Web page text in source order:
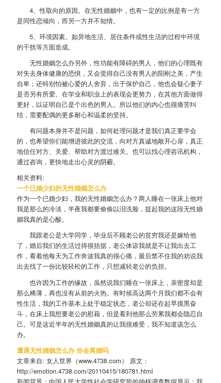
4、性取向的原因。在无性婚姻中，也有一定的比例是有一方
是同性恋倾向，而另一方并不知情。
5、环境因素。如异地生活、居住条件或性生活的过程中环境
的干扰等方面造成。
无性婚姻怎么办另外，性功能有障碍的男人，他们的心理既有
对失去身体健康的恐惧，又会觉得自己没有男人的阳刚之美，产生
自卑；还特别怕被心爱的人舍弃，出于保护自己，他也会疑心妻子
是否另有所爱。在学业和职业上的表现会更努力，在其他方面做得
更好，以证明自己是个出色的男人。所以他们的内心也很痛苦纠
结，需要配偶的更多耐心和温柔的坚持。
有问题本身并不是问题，如何处理问题才是我们真正要学会
的，也希望你们能增进彼此的交流，向对方真诚地敞开心扉，真正
地信任对方、关爱、帮助对方渡过难关。也可以找心理咨讯机构，
通过咨询，更快地走出心灵的阴霾。
相关资料:
一个已婚少妇的无性婚姻怎么办
作为一个已婚少妇，我的无性婚姻怎么办？两人睡在一张床上他对
我是那么的冷淡，半夜我都要偷偷以泪洗脸，提起我的这段无性婚
姻我真的是心酸。
我跟老公是大学同学，毕业后不顾老公的贫穷我还是嫁给他
了，婚后我们的生活过得很拮据，老公体谅我就是不让我出去工
作，看着他每天为工作奔波我真的很心痛，最后禁不住我的劝说我
出去找了一份比较轻松的工作，只想减轻老公的负担。
也许因为工作的缘故，虽然说我们睡在一张床上，亲密度却是
那么稀薄，再也没有从前的火热。有时候高达两个月我们都不会有
性生活，我的工作基本上处于稳定状态，老公却还在起早摸黑奋
斗，在床上我想要老公的慰藉，但是看到他那么劳累我都会隐忍自
己。可是这近半年的无性婚姻真的让我很难受，我不知道该怎么
办。
遭遇无性婚姻怎么办 你会离婚吗
文章来自: 女人世界（www.4738.com） 原文：
http://emotion.4738.com/20110415/180781.html
新闻背景：中国人民大学性社会学研究所的抽样调查数据显示：我